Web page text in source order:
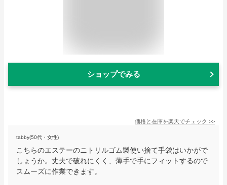
ショップでみる
価格と在庫を楽天でチェック >>
tabby(50代・女性)
こちらのエステーのニトリルゴム製使い捨て手袋はいかがで
しょうか。丈夫で破れにくく、薄手で手にフィットするので
スムーズに作業できます。